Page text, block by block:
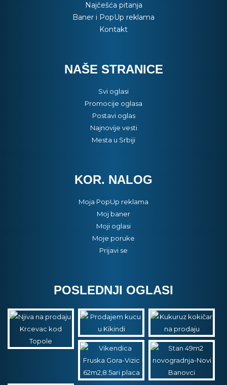
Najčešća pitanja
Baner i PopUp reklama
Kontakt
NAŠE STRANICE
Svi oglasi
Promocije oglasa
Postavi oglas
Najnovije vesti
Mesta u Srbiji
KOR. NALOG
Moja PopUp reklama
Moj baner
Moji oglasi
Moje poruke
Prijavi se
POSLEDNJI OGLASI